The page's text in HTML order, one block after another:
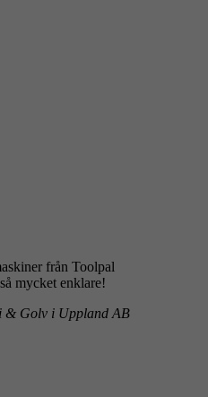
från Toolpal
mycket enklare!
& Golv i Uppland AB